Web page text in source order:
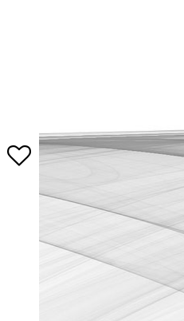
Lägg till i favoriter